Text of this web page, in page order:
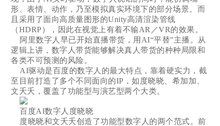
形、表情、动作，乃至模拟真实环境下的部分场景。而
且采用了面向高质量图形的Unity高清渲染管线
（HDRP），因此在视觉上有着不输AR／VR的效果。
阿里数字人早已开始直播带货，用AI“平替”主播。从
逻辑上讲，数字人带货能够解决真人带货的种种局限和
各类不可预测的风险。
AI驱动是百度的数字人的最大特点，靠着硬实力，截
至目前打造了多个不同面向的IP，如度晓晓、希加加、
文夭夭，覆盖了功能型与演艺型两个大类。
百度AI数字人度晓晓
度晓晓和文夭夭创造了功能型数字人的两个范式。前